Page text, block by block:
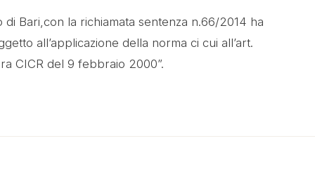
Bari,con la richiamata sentenza n.66/2014 ha
all’applicazione della norma ci cui all’art.
CICR del 9 febbraio 2000”.